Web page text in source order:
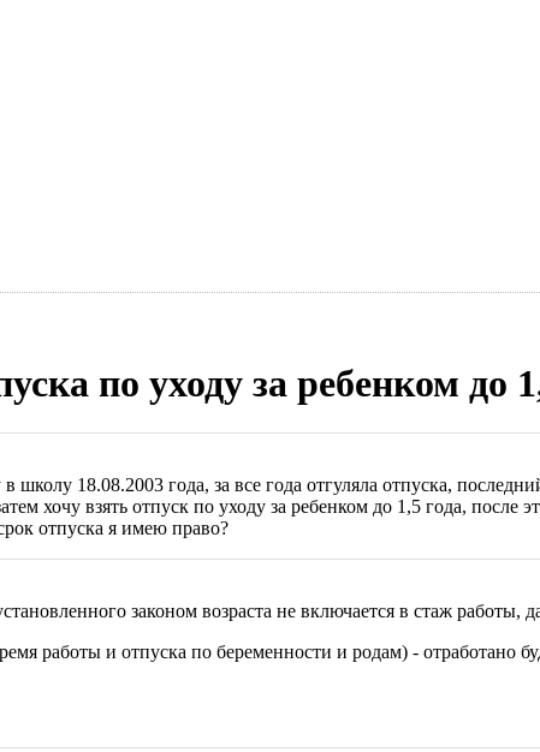
по уходу за ребенком до
школу 18.08.2003 года, за все года отгуляла отпуска,
хочу взять отпуск по уходу за ребенком до 1,5 года,
отпуска я имею право?
законом возраста не включается в стаж
работы и отпуска по беременности и родам) - отработано